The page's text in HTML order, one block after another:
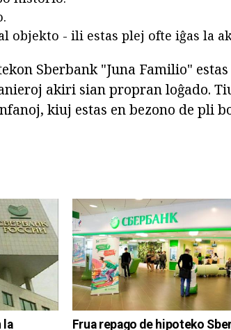
objekto - ili estas plej ofte iĝas la
Sberbank "Juna Familio"
akiri sian propran loĝado.
kiuj estas en bezono de pli
la Frua repago de hipoteko